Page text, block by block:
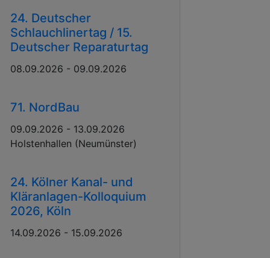
24. Deutscher
Schlauchlinertag / 15.
Deutscher Reparaturtag
08.09.2026 - 09.09.2026
71. NordBau
09.09.2026 - 13.09.2026
Holstenhallen (Neumünster)
24. Kölner Kanal- und
Kläranlagen-Kolloquium
2026, Köln
14.09.2026 - 15.09.2026